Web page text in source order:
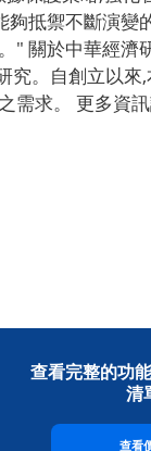
抵禦不斷演變
" 關於中華經濟
究。自創立以來
需求。 更多資
查看完整的功
清
查看